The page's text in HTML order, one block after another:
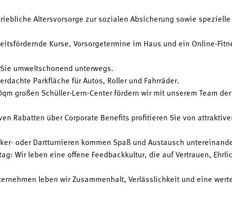
Altersvorsorge zur sozialen Absicherung sowie
Kurse, Vorsorgetermine im Haus und ein Online-
umweltschonend unterwegs.
Parkfläche für Autos, Roller und Fahrräder.
großen Schüller-Lern-Center fördern wir mit unserem Team
Rabatten über Corporate Benefits profitieren Sie von
oder Dartturnieren kommen Spaß und Austausch
Wir leben eine offene Feedbackkultur, die auf Vertrauen,
leben wir Zusammenhalt, Verlässlichkeit und eine